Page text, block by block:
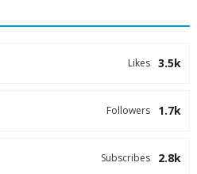
3.5k
Likes
1.7k
Followers
2.8k
Subscribes